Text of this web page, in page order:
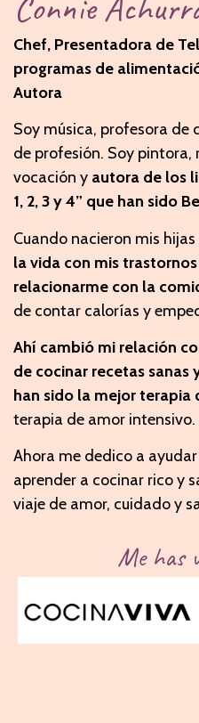
Chef, Presentadora de
programas de
Autora
Soy música, profesora
de profesión. Soy
vocación y autora de los
1, 2, 3 y 4” que han sido
Cuando nacieron mis hijas
la vida con mis
relacionarme con la
de contar calorías y
Ahí cambió mi relación
de cocinar recetas sanas
han sido la mejor terapia
terapia de amor intensivo.
Ahora me dedico a
aprender a cocinar rico y
viaje de amor, cuidado y
Me has